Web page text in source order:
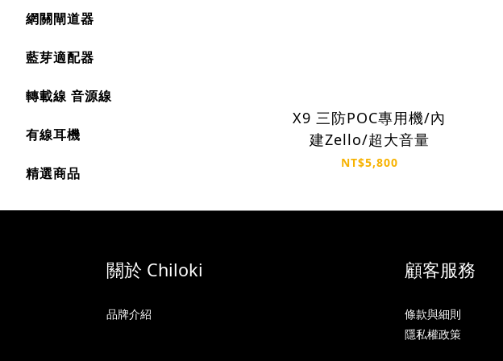
網關閘道器
藍芽適配器
轉載線 音源線
有線耳機
精選商品
X9 三防POC專用機/內
建Zello/超大音量
NT$5,800
關於 Chiloki
品牌介紹
顧客服務
條款與細則
隱私權政策